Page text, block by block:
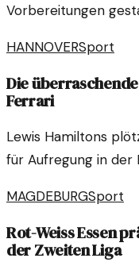
Vorbereitungen
Weltmeisterschaft.
HANNOVERSport
Die
Ferrari
Lewis Hamiltons
für Aufregung in der
Entscheidung führten.
MAGDEBURGSport
Rot-Weiss Essen
der Zweiten Liga